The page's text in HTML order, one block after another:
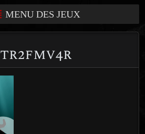
MENU DES JEUX
tr2fmv4r